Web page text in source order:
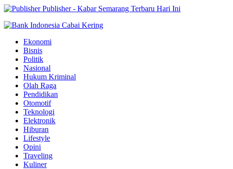
Publisher - Kabar Semarang Terbaru Hari Ini
Ekonomi
Bisnis
Politik
Nasional
Hukum Kriminal
Olah Raga
Pendidikan
Otomotif
Teknologi
Elektronik
Hiburan
Lifestyle
Opini
Traveling
Kuliner